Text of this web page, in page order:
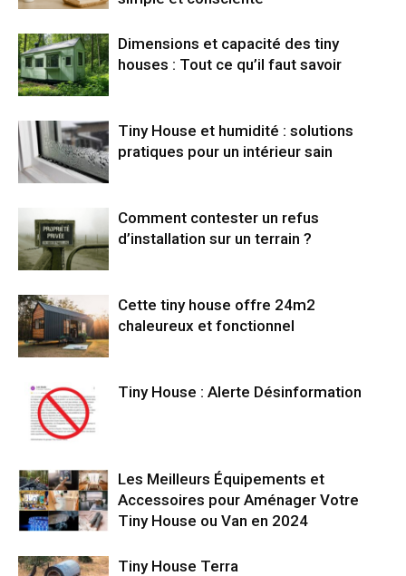
Dimensions et capacité des tiny
houses : Tout ce qu’il faut savoir
Tiny House et humidité : solutions
pratiques pour un intérieur sain
Comment contester un refus
d’installation sur un terrain ?
Cette tiny house offre 24m2
chaleureux et fonctionnel
Tiny House : Alerte Désinformation
Les Meilleurs Équipements et
Accessoires pour Aménager Votre
Tiny House ou Van en 2024
Tiny House Terra